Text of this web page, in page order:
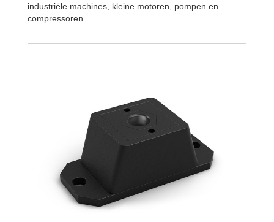
industriële machines, kleine motoren, pompen en
compressoren.